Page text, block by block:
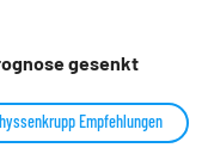
gesenkt
Empfehlungen